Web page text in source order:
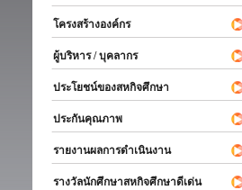
โครงสร้างองค์กร
ผู้บริหาร / บุคลากร
ประโยชน์ของสหกิจศึกษา
ประกันคุณภาพ
รายงานผลการดำเนินงาน
รางวัลนักศึกษาสหกิจศึกษาดีเด่น